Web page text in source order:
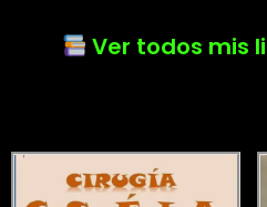
Ver todos mis